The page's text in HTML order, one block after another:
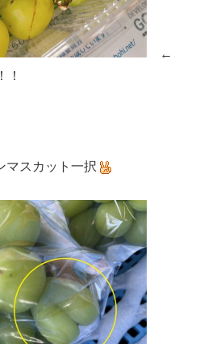
←
！
マスカット一択